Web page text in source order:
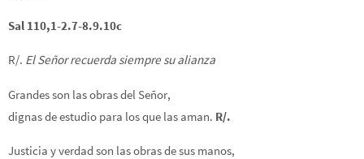
Sal 110,1-2.7-8.9.10c
R/. El Señor recuerda siempre su alianza
Grandes son las obras del Señor,
dignas de estudio para los que las aman. R/.
Justicia y verdad son las obras de sus manos,